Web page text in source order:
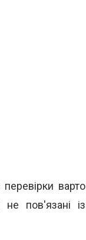
варто
пов'язані із